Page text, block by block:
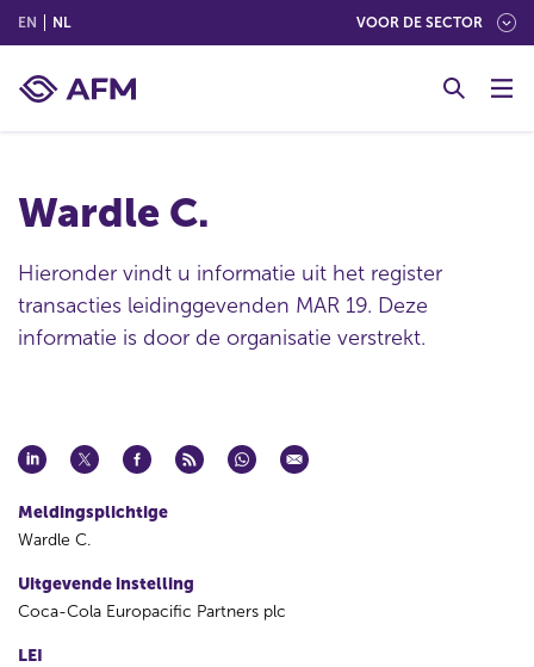
EN (ENGLISH)
NL(NEDERLANDS (NEDERLAND)) VOOR DE SECTOR
Wardle C.
Hieronder vindt u informatie uit het register
transacties leidinggevenden MAR 19. Deze
informatie is door de organisatie verstrekt.
Meldingsplichtige
Wardle C.
Uitgevende instelling
Coca-Cola Europacific Partners plc
LEI